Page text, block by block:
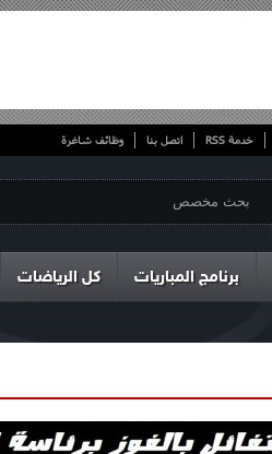
خدمة RSS اتصل بنا وظائف شاغرة
برنامج المباريات كل الرياضات